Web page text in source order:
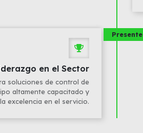
Presente
en el Sector
soluciones de control de
altamente capacitado y
excelencia en el servicio.